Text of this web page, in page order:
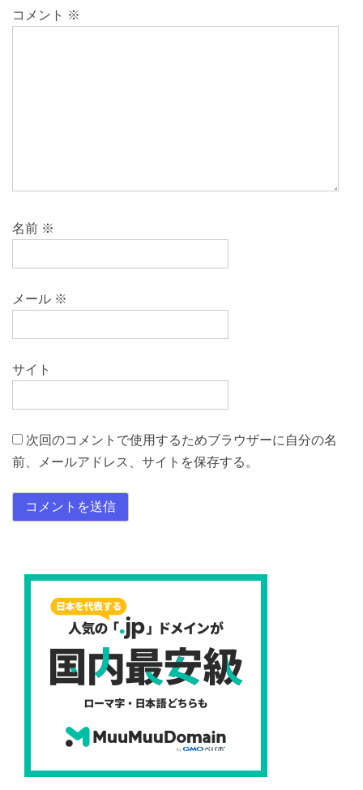
コメント ※
名前 ※
メール ※
サイト
次回のコメントで使用するためブラウザーに自分の名
前、メールアドレス、サイトを保存する。